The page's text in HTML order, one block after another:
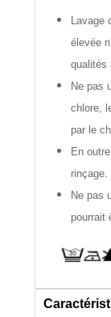
Lavage
élevée
qualités
Ne pas
chlore,
par le
En
rinçage.
Ne pas
pourrait